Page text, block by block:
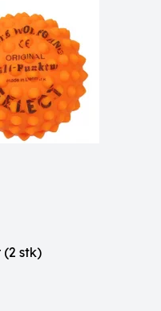
stk)